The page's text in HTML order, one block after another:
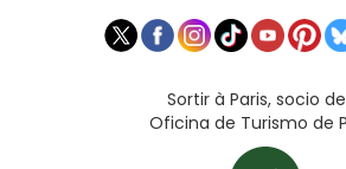
Sortir à Paris, socio
Oficina de Turismo de